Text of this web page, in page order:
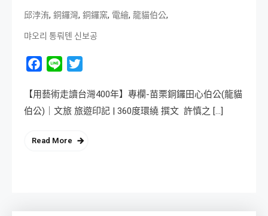
邱浡洧, 銅鑼灣, 銅鑼窯, 電繪, 龍貓伯公,
먀오리 통뤄톈 신보공
Facebook
Line
【用藝術走讀台灣400年】專欄-苗栗銅鑼田心伯公(龍貓
伯公)｜文旅 旅遊印記 | 360度環繞 撰文 許慎之 […]
Read More